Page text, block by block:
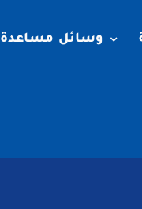
وسائل مساعدة